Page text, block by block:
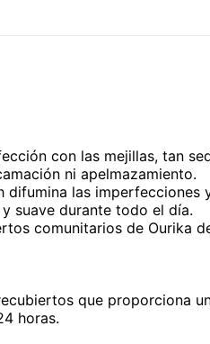
con las mejillas, tan
ni apelmazamiento.
difumina las imperfecciones
suave durante todo el día.
comunitarios de Ourika
que proporciona
horas.